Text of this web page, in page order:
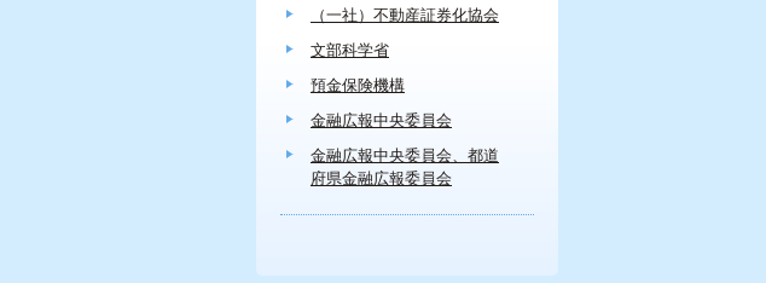
（一社）不動産証券化協会
文部科学省
預金保険機構
金融広報中央委員会
金融広報中央委員会、都道
府県金融広報委員会